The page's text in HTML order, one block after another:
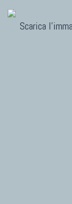
Scarica